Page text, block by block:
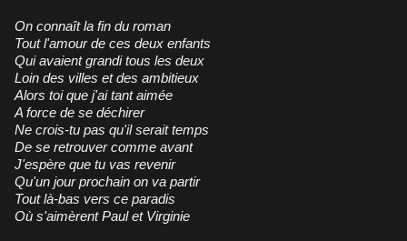
On connaît la fin du roman
Tout l'amour de ces deux enfants
Qui avaient grandi tous les deux
Loin des villes et des ambitieux
Alors toi que j'ai tant aimée
A force de se déchirer
Ne crois-tu pas qu'il serait temps
De se retrouver comme avant
J'espère que tu vas revenir
Qu'un jour prochain on va partir
Tout là-bas vers ce paradis
Où s'aimèrent Paul et Virginie